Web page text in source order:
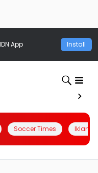
App Install
Soccer Times Iklanin